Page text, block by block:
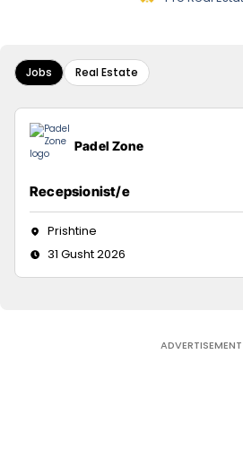
Jobs Real Estate
Padel Zone
Recepsionist/e
Prishtine
31 Gusht 2026